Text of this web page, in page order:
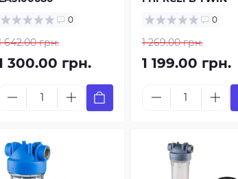
0
642.00 грн.
300.00 грн.
0
1 269.00 грн.
1 199.00 грн.